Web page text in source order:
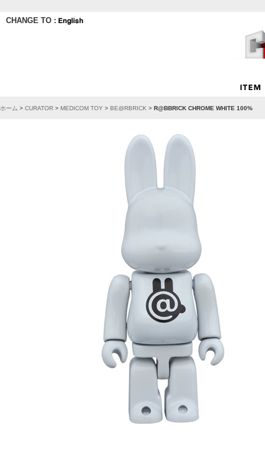
CHANGE TO :
ホーム > CURATOR > MEDICOM TOY > BE@RBRICK > R@BBRICK CHROME WHITE 100%